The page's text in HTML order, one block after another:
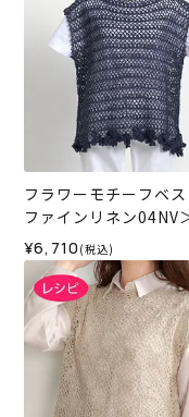
フラワーモチーフベス
ファインリネン04NV
み物 材料セット）
¥6,710 (税込)